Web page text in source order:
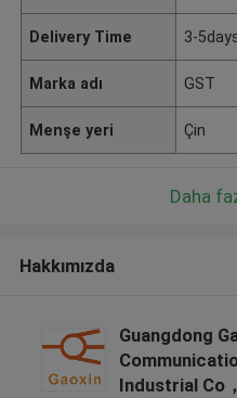
Delivery Time 3-
Marka adı GST
Menşe yeri Çin
Daha
Hakkımızda
Guangdong
Industrial Co